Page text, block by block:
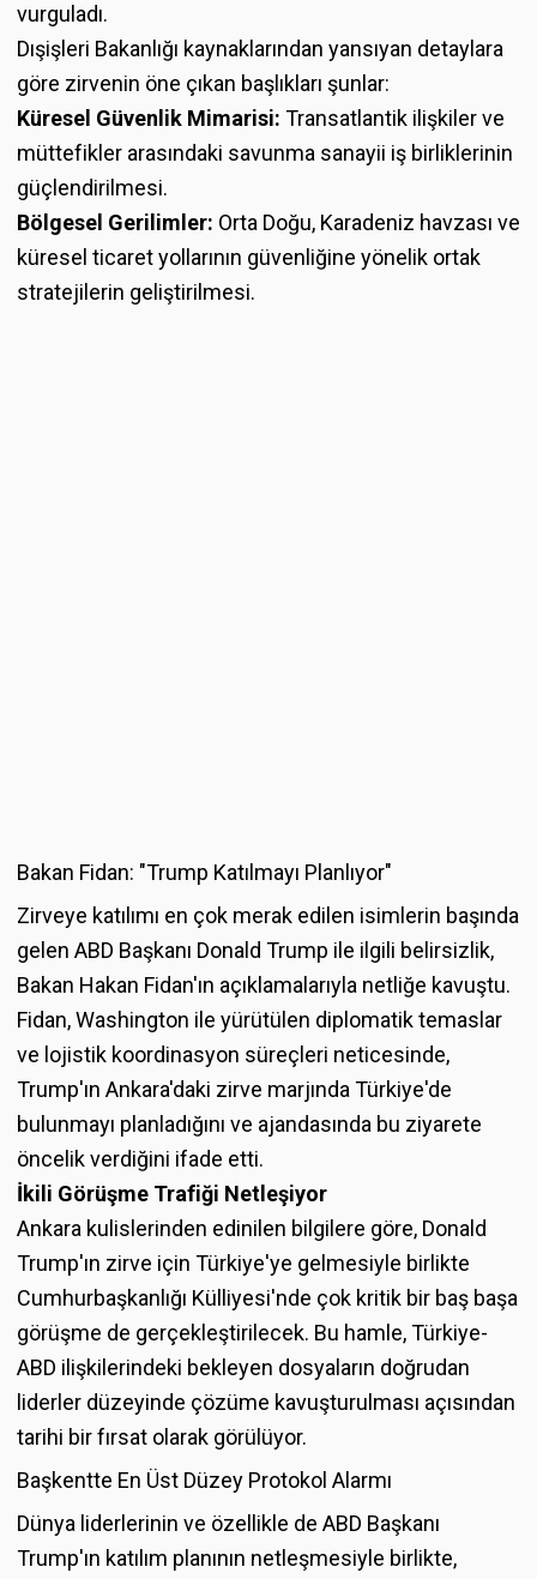
vurguladı.
Dışişleri Bakanlığı kaynaklarından yansıyan detaylara
göre zirvenin öne çıkan başlıkları şunlar:
Küresel Güvenlik Mimarisi: Transatlantik ilişkiler ve
müttefikler arasındaki savunma sanayii iş birliklerinin
güçlendirilmesi.
Bölgesel Gerilimler: Orta Doğu, Karadeniz havzası ve
küresel ticaret yollarının güvenliğine yönelik ortak
stratejilerin geliştirilmesi.
Bakan Fidan: "Trump Katılmayı Planlıyor"
Zirveye katılımı en çok merak edilen isimlerin başında
gelen ABD Başkanı Donald Trump ile ilgili belirsizlik,
Bakan Hakan Fidan'ın açıklamalarıyla netliğe kavuştu.
Fidan, Washington ile yürütülen diplomatik temaslar
ve lojistik koordinasyon süreçleri neticesinde,
Trump'ın Ankara'daki zirve marjında Türkiye'de
bulunmayı planladığını ve ajandasında bu ziyarete
öncelik verdiğini ifade etti.
İkili Görüşme Trafiği Netleşiyor
Ankara kulislerinden edinilen bilgilere göre, Donald
Trump'ın zirve için Türkiye'ye gelmesiyle birlikte
Cumhurbaşkanlığı Külliyesi'nde çok kritik bir baş başa
görüşme de gerçekleştirilecek. Bu hamle, Türkiye-
ABD ilişkilerindeki bekleyen dosyaların doğrudan
liderler düzeyinde çözüme kavuşturulması açısından
tarihi bir fırsat olarak görülüyor.
Başkentte En Üst Düzey Protokol Alarmı
Dünya liderlerinin ve özellikle de ABD Başkanı
Trump'ın katılım planının netleşmesiyle birlikte,